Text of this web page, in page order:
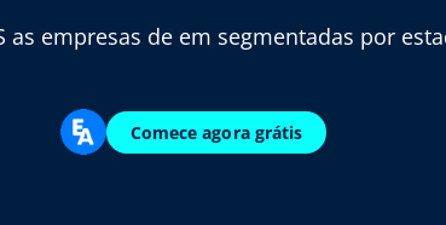
as empresas de em segmentadas por
Comece agora grátis